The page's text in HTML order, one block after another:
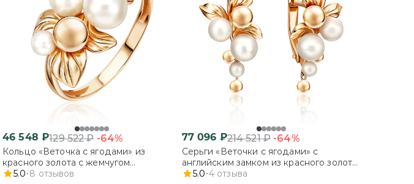
46 548 ₽129 522₽ -64%
Кольцо «Веточка с ягодами» из
красного золота с жемчугом
культивированным
5.0 8 отзывов
77 096 ₽214 521₽ -64%
Серьги «Веточки с ягодами» с
английским замком из красного золота
с жемчугом культивированным
5.0 4 отзыва